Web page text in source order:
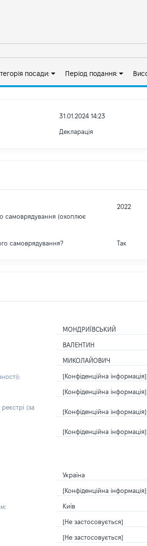
посади: Період подання:
31.01.2024 14:23
Декларація
самоврядування (охоплює
2022
самоврядування? Так
МОНДРИЇВСЬКИЙ
ВАЛЕНТИН
МИКОЛАЙОВИЧ
[Конфіденційна інформація]
[Конфіденційна інформація]
(за
[Конфіденційна інформація]
[Конфіденційна інформація]
Україна
[Конфіденційна інформація]
Київ
[Не застосовується]
[Не застосовується]